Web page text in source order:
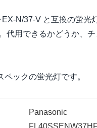
N/37-V と互換の蛍光
代用できるかどうか、
ックの蛍光灯です。
Panasonic